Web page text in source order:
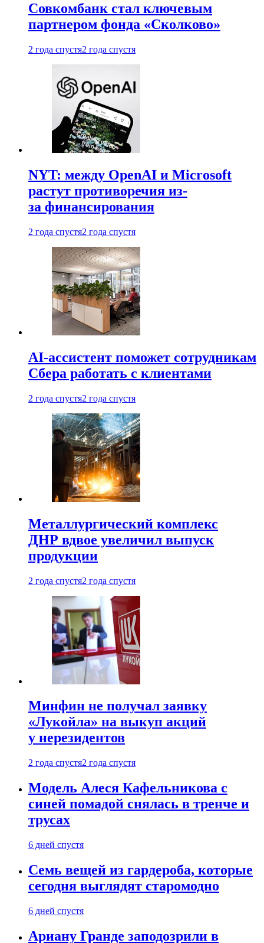
Совкомбанк стал ключевым
партнером фонда «Сколково»
2 года спустя2 года спустя
NYT: между OpenAI и Microsoft
растут противоречия из-
за финансирования
2 года спустя2 года спустя
AI-ассистент поможет сотрудникам
Сбера работать с клиентами
2 года спустя2 года спустя
Металлургический комплекс
ДНР вдвое увеличил выпуск
продукции
2 года спустя2 года спустя
Минфин не получал заявку
«Лукойла» на выкуп акций
у нерезидентов
2 года спустя2 года спустя
Модель Алеся Кафельникова с
синей помадой снялась в тренче и
трусах
6 дней спустя
Семь вещей из гардероба, которые
сегодня выглядят старомодно
6 дней спустя
Ариану Гранде заподозрили в